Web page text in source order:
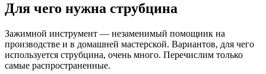
Для чего нужна струбцина
Зажимной инструмент — незаменимый помощник на
производстве и в домашней мастерской. Вариантов, для чего
используется струбцина, очень много. Перечислим только
самые распространенные.